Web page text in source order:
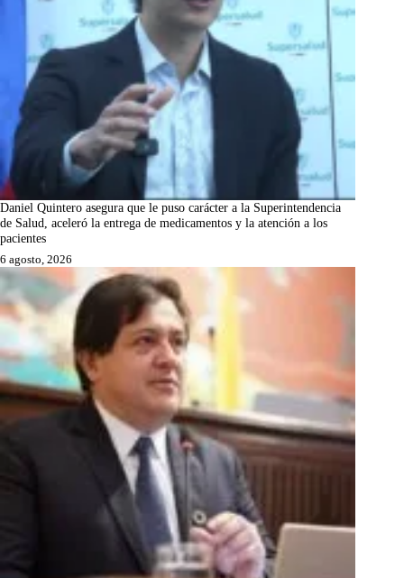
Daniel Quintero asegura que le puso carácter a la Superintendencia
de Salud, aceleró la entrega de medicamentos y la atención a los
pacientes
6 agosto, 2026